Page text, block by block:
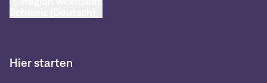
Hier starten